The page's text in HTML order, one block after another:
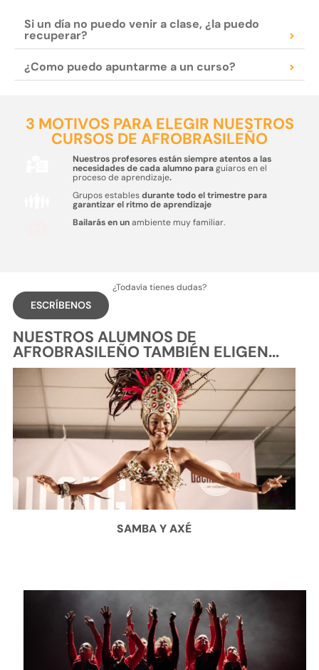
Si un día no puedo venir a clase, ¿la puedo
recuperar? >
¿Como puedo apuntarme a un curso? >
3 MOTIVOS PARA ELEGIR NUESTROS
CURSOS DE AFROBRASILEÑO
Nuestros profesores están siempre atentos a las
necesidades de cada alumno paraguiaros en el
proceso de aprendizaje.
Grupos establesdurante todo el trimestre para
garantizar el ritmo de aprendizaje
Bailarás en unambiente muy familiar.
¿Todavía tienes dudas?
ESCRÍBENOS
NUESTROS ALUMNOS DE
AFROBRASILEÑO TAMBIÉN ELIGEN...
SAMBA Y AXÉ